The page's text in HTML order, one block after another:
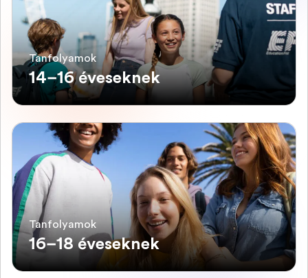
Tanfolyamok
14–16 éveseknek
Tanfolyamok
16–18 éveseknek